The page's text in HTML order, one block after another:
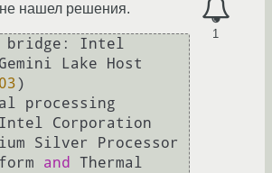
1
не нашел решения.
bridge: Intel
Lake Host
03
processing
Corporation
Silver Processor
and
Thermal